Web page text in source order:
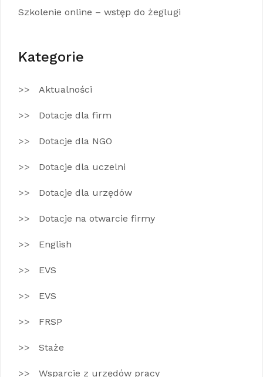
Szkolenie online – wstęp do żeglugi
Kategorie
Aktualności
Dotacje dla firm
Dotacje dla NGO
Dotacje dla uczelni
Dotacje dla urzędów
Dotacje na otwarcie firmy
English
EVS
EVS
FRSP
Staże
Wsparcie z urzędów pracy